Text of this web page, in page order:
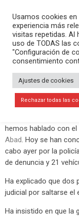
abril 4, 2020
Primeras
disposición
estado de
hemos hablado con el
Abad . Hoy se han
cabo ayer por la
de denuncia y 21
Ha explicado que dos
judicial por saltarse el
Ha insistido en que la
Usamos cookies
experiencia más
visitas repetidas. Al
uso de TODAS las
"Configuración de
consentimiento
Ajustes de cookies
Rechazar todas las